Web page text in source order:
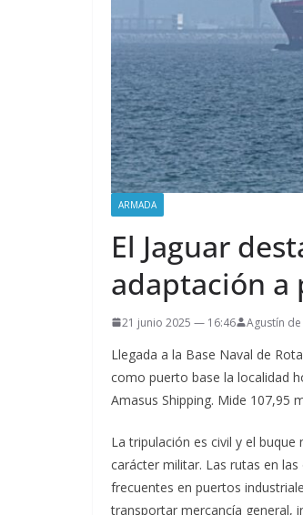
ARMADA
El Jaguar
adaptación a
21 junio 2025 — 16:46 Agustín de
Llegada a la Base Naval de
como puerto base la localidad
Amasus Shipping. Mide 107,95
La tripulación es civil y el
carácter militar. Las rutas en
frecuentes en puertos
transportar mercancía general,